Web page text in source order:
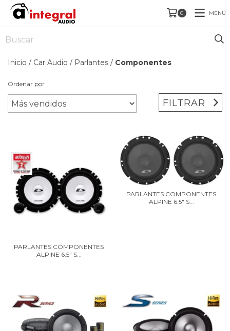
0 MENÚ
Inicio / Car Audio / Parlantes / Componentes
Ordenar por
FILTRAR
PARLANTES COMPONENTES
ALPINE 6.5" S...
PARLANTES COMPONENTES
ALPINE 6.5" S...